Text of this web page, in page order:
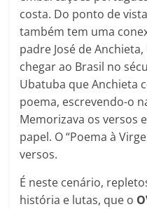
costa. Do ponto de
também tem uma
padre José de
chegar ao Brasil no
Ubatuba que Anchieta
poema, escrevendo-o
Memorizava os versos
papel. O “Poema à
versos.
É neste cenário,
história e lutas, que o